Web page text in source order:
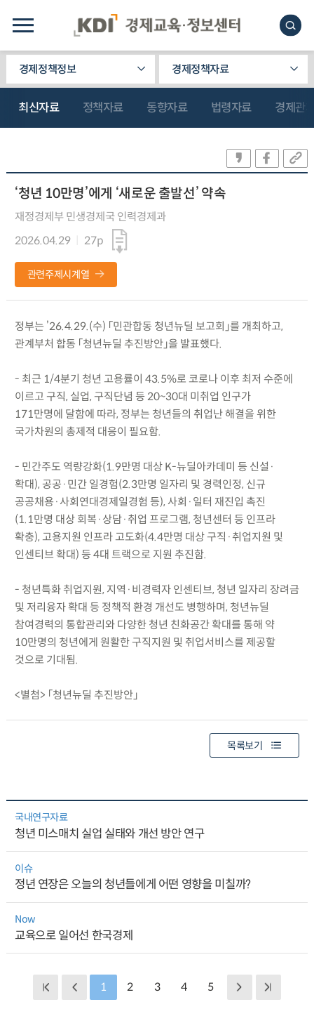
경제정책정보 경제정책자료
최신자료 정책자료 동향자료 법령자료 경제관
‘청년 10만명’에게 ‘새로운 출발선’ 약속
재정경제부 민생경제국 인력경제과
2026.04.29
27p
관련주제시계열
정부는 ’26.4.29.(수) 「민관합동 청년뉴딜 보고회」를 개최하고,
관계부처 합동 「청년뉴딜 추진방안」을 발표했다.
- 최근 1/4분기 청년 고용률이 43.5%로 코로나 이후 최저 수준에
이르고 구직, 실업, 구직단념 등 20~30대 미취업 인구가
171만명에 달함에 따라, 정부는 청년들의 취업난 해결을 위한
국가차원의 총제적 대응이 필요함.
- 민간주도 역량강화(1.9만명 대상 K-뉴딜아카데미 등 신설·
확대), 공공·민간 일경험(2.3만명 일자리 및 경력인정, 신규
공공채용·사회연대경제일경험 등), 사회·일터 재진입 촉진
(1.1만명 대상 회복·상담·취업 프로그램, 청년센터 등 인프라
확충), 고용지원 인프라 고도화(4.4만명 대상 구직·취업지원 및
인센티브 확대) 등 4대 트랙으로 지원 추진함.
- 청년특화 취업지원, 지역·비경력자 인센티브, 청년 일자리 장려금
및 저리융자 확대 등 정책적 환경 개선도 병행하며, 청년뉴딜
참여경력의 통합관리와 다양한 청년 친화공간 확대를 통해 약
10만명의 청년에게 원활한 구직지원 및 취업서비스를 제공할
것으로 기대됨.
<별첨> 「청년뉴딜 추진방안」
목록보기
국내연구자료
청년 미스매치 실업 실태와 개선 방안 연구
이슈
정년 연장은 오늘의 청년들에게 어떤 영향을 미칠까?
Now
교육으로 일어선 한국경제
1 2 3 4 5